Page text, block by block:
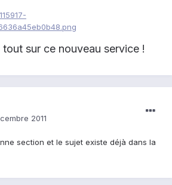
sur ce nouveau service !
2011
section et le sujet existe déjà dans la